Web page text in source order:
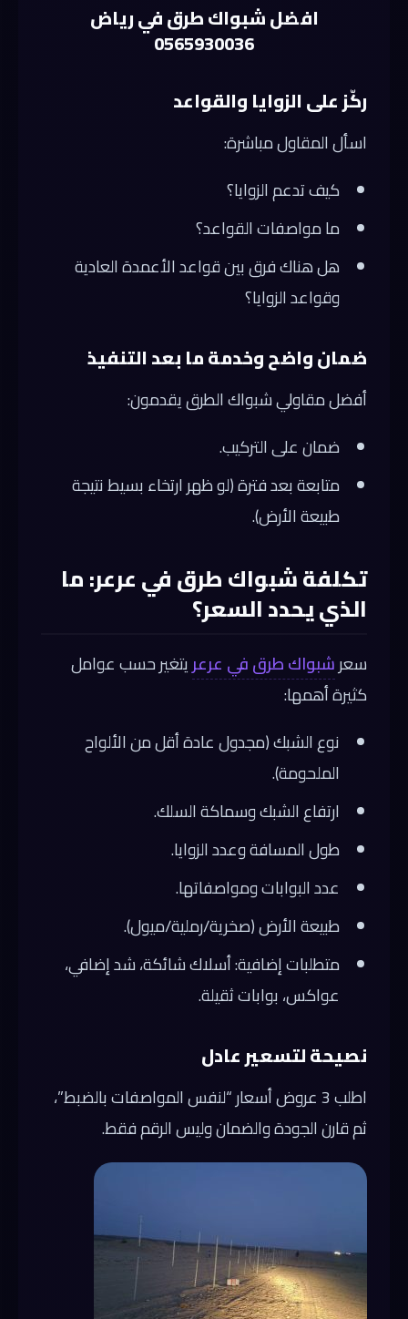
افضل شبواك طرق في رياض
0565930036
ركّز على الزوايا والقواعد
اسأل المقاول مباشرة:
كيف تدعم الزوايا؟
ما مواصفات القواعد؟
هل هناك فرق بين قواعد الأعمدة العادية
وقواعد الزوايا؟
ضمان واضح وخدمة ما بعد التنفيذ
أفضل مقاولي شبواك الطرق يقدمون:
ضمان على التركيب.
متابعة بعد فترة (لو ظهر ارتخاء بسيط نتيجة
طبيعة الأرض).
تكلفة شبواك طرق في عرعر: ما
الذي يحدد السعر؟
سعرشبواك طرق في عرعريتغير حسب عوامل
كثيرة أهمها:
نوع الشبك (مجدول عادة أقل من الألواح
الملحومة).
ارتفاع الشبك وسماكة السلك.
طول المسافة وعدد الزوايا.
عدد البوابات ومواصفاتها.
طبيعة الأرض (صخرية/رملية/ميول).
متطلبات إضافية: أسلاك شائكة، شد إضافي،
عواكس، بوابات ثقيلة.
نصيحة لتسعير عادل
اطلب 3 عروض أسعار “لنفس المواصفات بالضبط”،
ثم قارن الجودة والضمان وليس الرقم فقط.